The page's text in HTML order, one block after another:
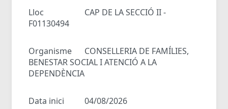
Lloc
CAP DE LA SECCIÓ II -
F01130494
Organisme
CONSELLERIA DE FAMÍLIES,
BENESTAR SOCIAL I ATENCIÓ A LA
DEPENDÈNCIA
Data inici 04/08/2026